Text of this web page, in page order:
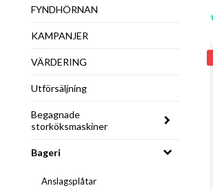
FYNDHÖRNAN
KAMPANJER
VÄRDERING
Utförsäljning
Begagnade
storköksmaskiner
Bageri
Anslagsplåtar